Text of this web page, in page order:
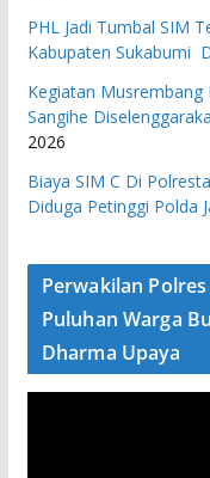
PHL Jadi Tumbal SIM
Kabupaten Sukabumi
Kegiatan Musrembang
Sangihe
2026
Biaya SIM C Di
Diduga Petinggi Polda
Perwakilan
Puluhan Warga
Dharma Upaya